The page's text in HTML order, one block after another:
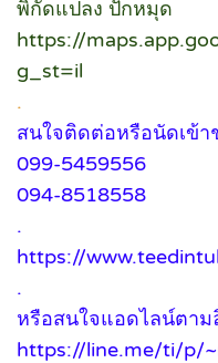
พิกัดแปลง ปักหมุด
https://
g_st=il
.
สนใจติดต่อหรือนัดเข้า
099-5459556
094-8518558
.
https://
.
หรือสนใจแอดไลน์ตาม
https://line.me/ti/p/